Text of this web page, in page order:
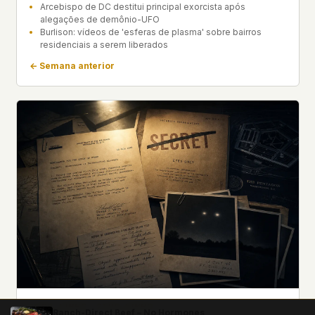
Arcebispo de DC destitui principal exorcista após
alegações de demônio-UFO
Burlison: vídeos de 'esferas de plasma' sobre bairros
residenciais a serem liberados
← Semana anterior
15 DE JUNHO – 21 DE JUNHO